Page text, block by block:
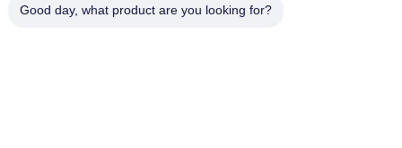
Good day, what product are you looking for?